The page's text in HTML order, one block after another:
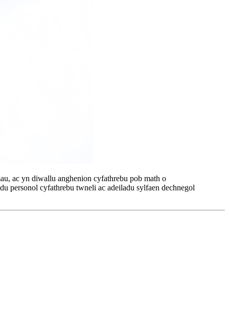
ac yn diwallu anghenion cyfathrebu pob math o
personol cyfathrebu twneli ac adeiladu sylfaen dechnegol